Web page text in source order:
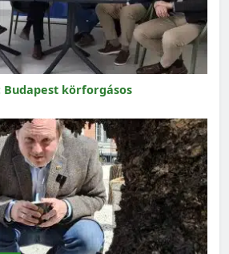
Budapest körforgásos